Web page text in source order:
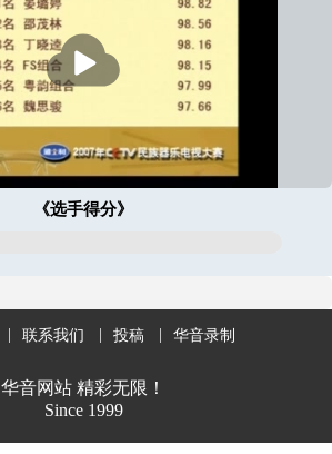
放
《选手得分》
联系我们 投稿 华音录制
华音网站 精彩无限！
Since 1999